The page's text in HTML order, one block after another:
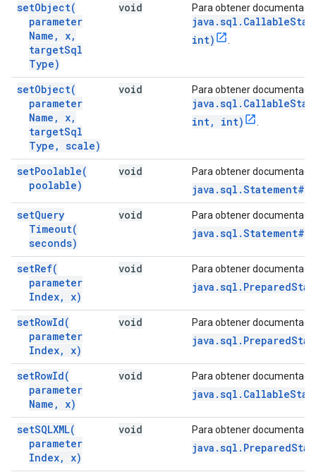
setObject(
parameter
Name , x,
targetSql
Type)
void Para obtener
int)
setObject(
parameter
Name , x,
targetSql
Type , scale)
void Para obtener
int, int)
setPoolable(
poolable)
void Para obtener
setQuery
Timeout(
seconds)
void Para obtener
setRef(
parameter
Index, x)
void Para obtener
setRowId(
parameter
Index, x)
void Para obtener
setRowId(
parameter
Name , x)
void Para obtener
setSQLXML(
parameter
Index, x)
void Para obtener